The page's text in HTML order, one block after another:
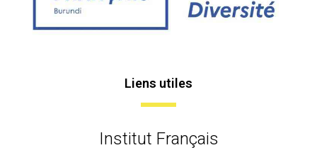
Liens utiles
Institut Français